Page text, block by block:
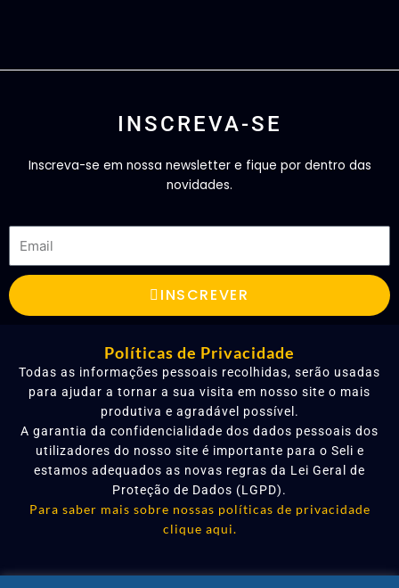
INSCREVA-SE
Inscreva-se em nossa newsletter e fique por dentro das
novidades.
INSCREVER
Políticas de Privacidade
Todas as informações pessoais recolhidas, serão usadas
para ajudar a tornar a sua visita em nosso site o mais
produtiva e agradável possível.
A garantia da confidencialidade dos dados pessoais dos
utilizadores do nosso site é importante para o Seli e
estamos adequados as novas regras da Lei Geral de
Proteção de Dados (LGPD).
Para saber mais sobre nossas políticas de privacidade
clique aqui.
L
F
I